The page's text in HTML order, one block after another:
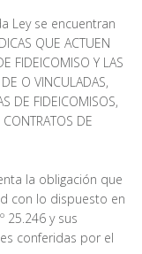
Ley se encuentran
QUE ACTUEN
FIDEICOMISO Y LAS
DE O VINCULADAS,
DE FIDEICOMISOS,
DE
la obligación que
con lo dispuesto en
25.246 y sus
conferidas por el